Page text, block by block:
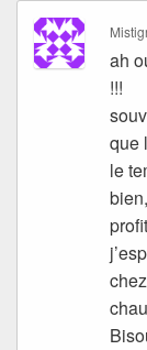
ah
!!!
que
le
bien,